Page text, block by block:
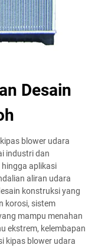
Desain
blower udara
industri dan
hingga aplikasi
aliran udara
konstruksi yang
korosi, sistem
mampu menahan
ekstrem, kelembapan
kipas blower udara